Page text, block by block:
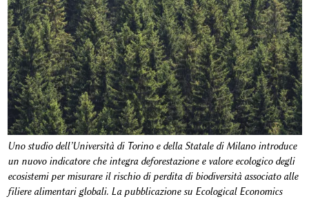
Uno studio dell’Università di Torino e della Statale di Milano introduce
un nuovo indicatore che integra deforestazione e valore ecologico degli
ecosistemi per misurare il rischio di perdita di biodiversità associato alle
filiere alimentari globali. La pubblicazione su Ecological Economics